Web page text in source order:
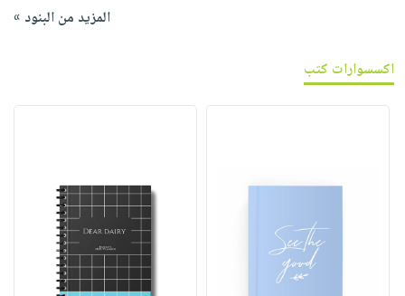
المزيد من البنود »
اكسسوارات كتب